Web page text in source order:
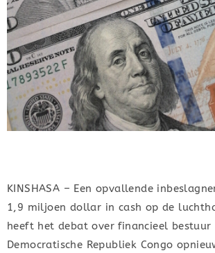
KINSHASA – Een opvallende
1,9 miljoen dollar in cash op de
heeft het debat over financieel bestuur
Democratische Republiek Congo